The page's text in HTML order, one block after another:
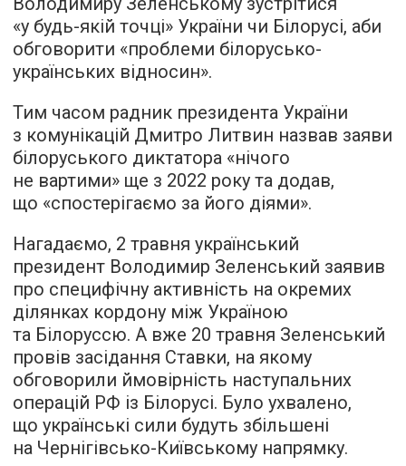
«у будь-якій точці» України чи Білорусі, аби
обговорити «проблеми білорусько-
українських відносин».
Тим часом радник президента України
з комунікацій Дмитро Литвин назвав заяви
білоруського диктатора «нічого
не вартими» ще з 2022 року та додав,
що «спостерігаємо за його діями».
Нагадаємо, 2 травня український
президент Володимир Зеленський заявив
про специфічну активність на окремих
ділянках кордону між Україною
та Білоруссю. А вже 20 травня Зеленський
провів засідання Ставки, на якому
обговорили ймовірність наступальних
операцій РФ із Білорусі. Було ухвалено,
що українські сили будуть збільшені
на Чернігівсько-Київському напрямку.